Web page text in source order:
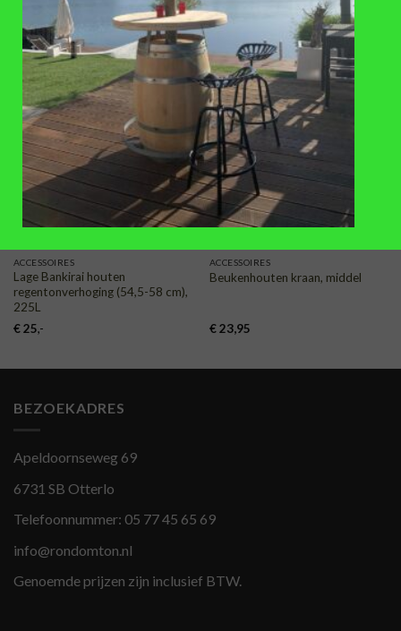
plantenbak, 1 liter
11,95
(diameter 70-80 mm)
€14,50
TOEVOEGEN
AAN
VERLANGLIJST
ACCESSOIRES
Lage Bankirai houten
regentonverhoging (54,5-58 cm),
225L
€25,-
TOEVOEGEN
VERLANGLIJST
ACCESSOIRES
Beukenhouten kraan, middel
€23,95
BEZOEKADRES
Apeldoornseweg 69
6731 SB Otterlo
Telefoonnummer: 05 77 45 65 69
info@rondomton.nl
Genoemde prijzen zijn inclusief BTW.